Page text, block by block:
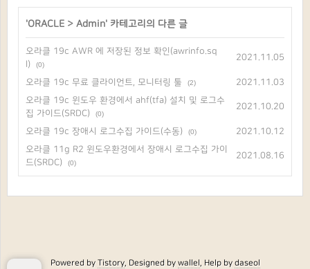
'ORACLE > Admin' 카테고리의 다른 글
오라클 19c AWR 에 저장된 정보 확인(awrinfo.sq
l)
(0)
2021.11.05
오라클 19c 무료 클라이언트, 모니터링 툴 (2)
2021.11.03
오라클 19c 윈도우 환경에서 ahf(tfa) 설치 및 로그수
집 가이드(SRDC)
(0)
2021.10.20
오라클 19c 장애시 로그수집 가이드(수동) (0)
2021.10.12
오라클 11g R2 윈도우환경에서 장애시 로그수집 가이
드(SRDC)
(0)
2021.08.16
Powered byTistory, Designed bywallel, Help bydaseol